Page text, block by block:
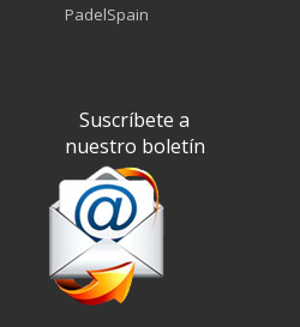
PadelSpain
Suscríbete a
nuestro boletín